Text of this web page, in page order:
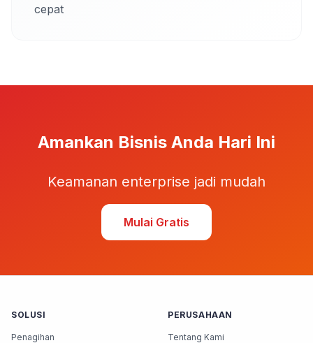
cepat
Amankan Bisnis Anda Hari Ini
Keamanan enterprise jadi mudah
Mulai Gratis
SOLUSI
Penagihan
PERUSAHAAN
Tentang Kami